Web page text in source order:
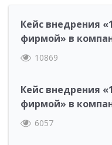
Кейс внедрения
фирмой» в
10869
Кейс внедрения
фирмой» в
6057